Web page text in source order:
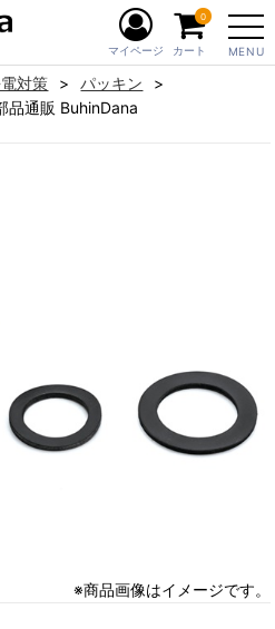
MENU
マイページ カート
0
対策
パッキン
品通販 BuhinDana
※商品画像はイメージです。